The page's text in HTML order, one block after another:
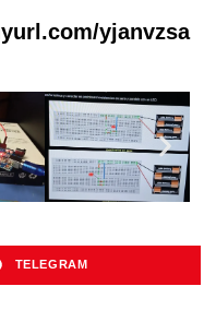
yjanvzsa
TELEGRAM